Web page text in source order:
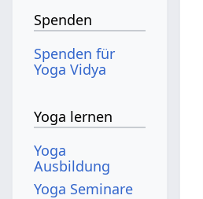
Spenden
Spenden für
Yoga Vidya
Yoga lernen
Yoga
Ausbildung
Yoga Seminare